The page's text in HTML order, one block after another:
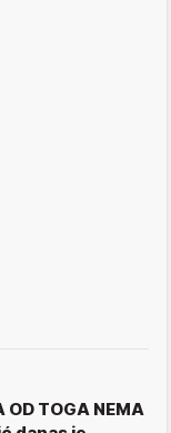
OD TOGA NEMA